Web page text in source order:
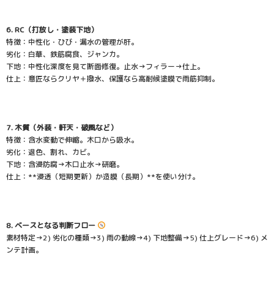
6. RC（打放し・塗装下地）
特徴：中性化・ひび・漏水の管理が肝。
劣化：白華、鉄筋腐食、ジャンカ。
下地：中性化深度を見て断面修復。止水→フィラー→仕上。
仕上：意匠ならクリヤ＋撥水、保護なら高耐候塗膜で雨筋抑制。
7. 木質（外装・軒天・破風など）
特徴：含水変動で伸縮。木口から吸水。
劣化：退色、割れ、カビ。
下地：含浸防腐→木口止水→研磨。
仕上：**浸透（短期更新）か造膜（長期）**を使い分け。
8. ベースとなる判断フロー
素材特定→2) 劣化の種類→3) 雨の動線→4) 下地整備→5) 仕上グレード→6) メ
ンテ計画。